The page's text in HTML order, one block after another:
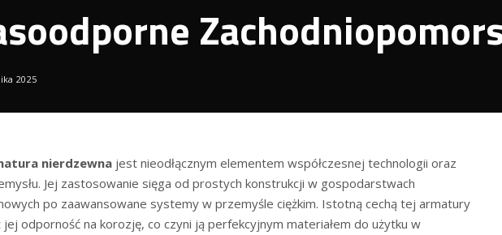
2025
nierdzewna jest nieodłącznym elementem współczesnej technologii oraz
Jej zastosowanie sięga od prostych konstrukcji w gospodarstwach
po zaawansowane systemy w przemyśle ciężkim. Istotną cechą tej armatury
odporność na korozję, co czyni ją perfekcyjnym materiałem do użytku w